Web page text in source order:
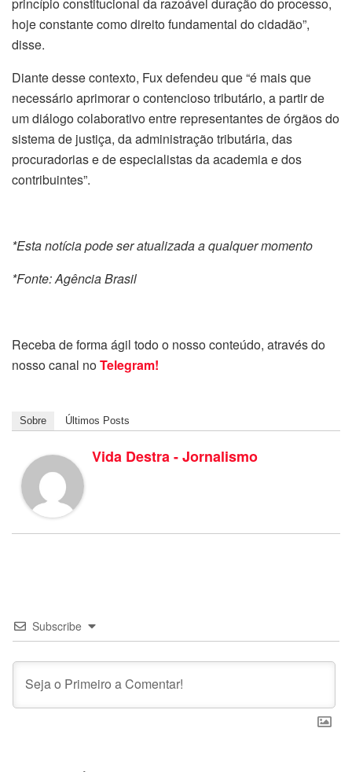
princípio constitucional da razoável duração do processo,
hoje constante como direito fundamental do cidadão”,
disse.
Diante desse contexto, Fux defendeu que “é mais que
necessário aprimorar o contencioso tributário, a partir de
um diálogo colaborativo entre representantes de órgãos do
sistema de justiça, da administração tributária, das
procuradorias e de especialistas da academia e dos
contribuintes”.
*Esta notícia pode ser atualizada a qualquer momento
*Fonte: Agência Brasil
Receba de forma ágil todo o nosso conteúdo, através do
nosso canal noTelegram!
Sobre Últimos Posts
Vida Destra - Jornalismo
Subscribe